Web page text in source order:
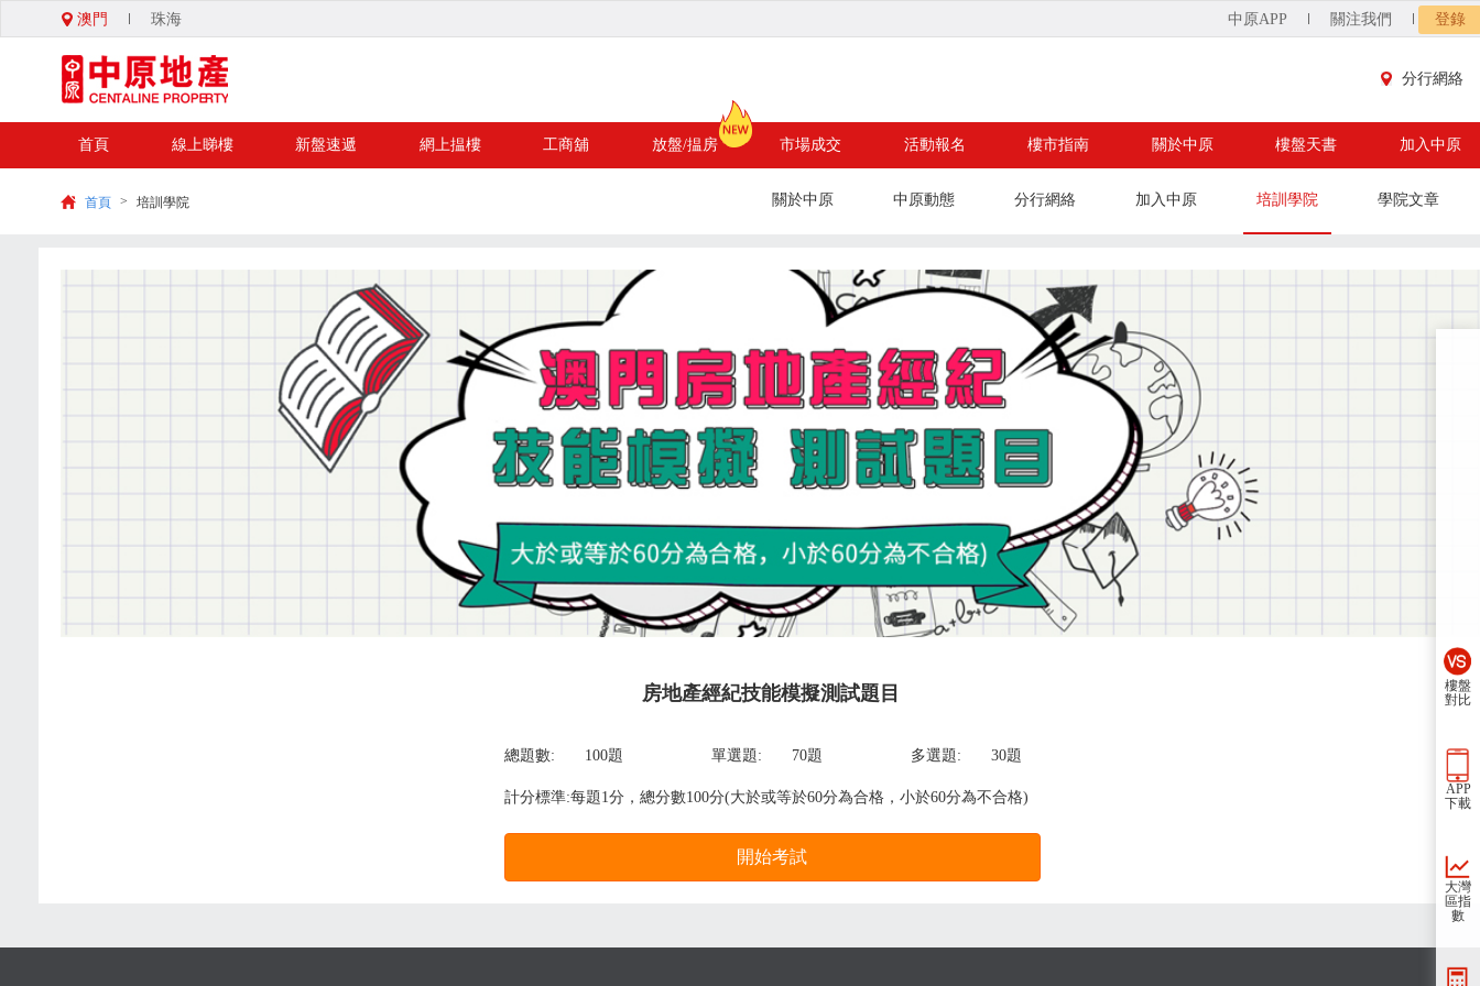
澳門 珠海 中原APP 關注我們 登錄
分行網絡
首頁 線上睇樓 新盤速遞 網上揾樓 工商舖 放盤/揾房 市場成交 活動報名 樓市指南 關於中原 樓盤天書 加入中原
首頁 培訓學院
> 關於中原 中原動態 分行網絡 加入中原 培訓學院 學院文章
房地產經紀技能模擬測試題目
總題數: 100題 單選題: 70題 多選題: 30題
計分標準:每題1分，總分數100分(大於或等於60分為合格，小於60分為不合格)
開始考試
樓盤
對比
APP
下載
大灣
區指
數